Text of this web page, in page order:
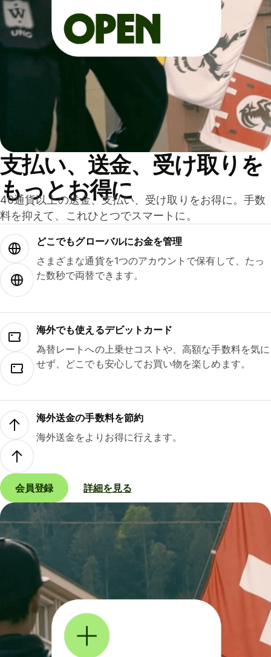
支払い、送金、受け取りを
もっとお得に
40通貨以上の送金、支払い、受け取りをお得に。手数
料を抑えて、これひとつでスマートに。
どこでもグ⁠ロ⁠ー⁠バ⁠ルにお金を管理
さまざまな通貨を1つのアカウントで保有して、たっ
た数秒で両替できます。
海外でも使えるデビットカード
為替レートへの上乗せコストや、高額な手数料を気に
せず、どこでも安心してお買い物を楽しめます。
海外送金の手数料を節約
海外送金をよりお得に行えます。
会員登録 詳細を見る